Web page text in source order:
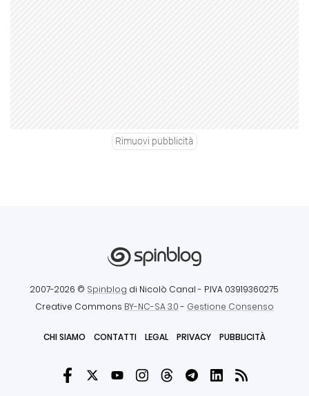
Rimuovi pubblicità
2007-2026 © Spinblog di Nicolò Canal - P.IVA 03919360275
Creative Commons BY-NC-SA 3.0- Gestione Consenso
CHI SIAMO CONTATTI LEGAL PRIVACY PUBBLICITÀ